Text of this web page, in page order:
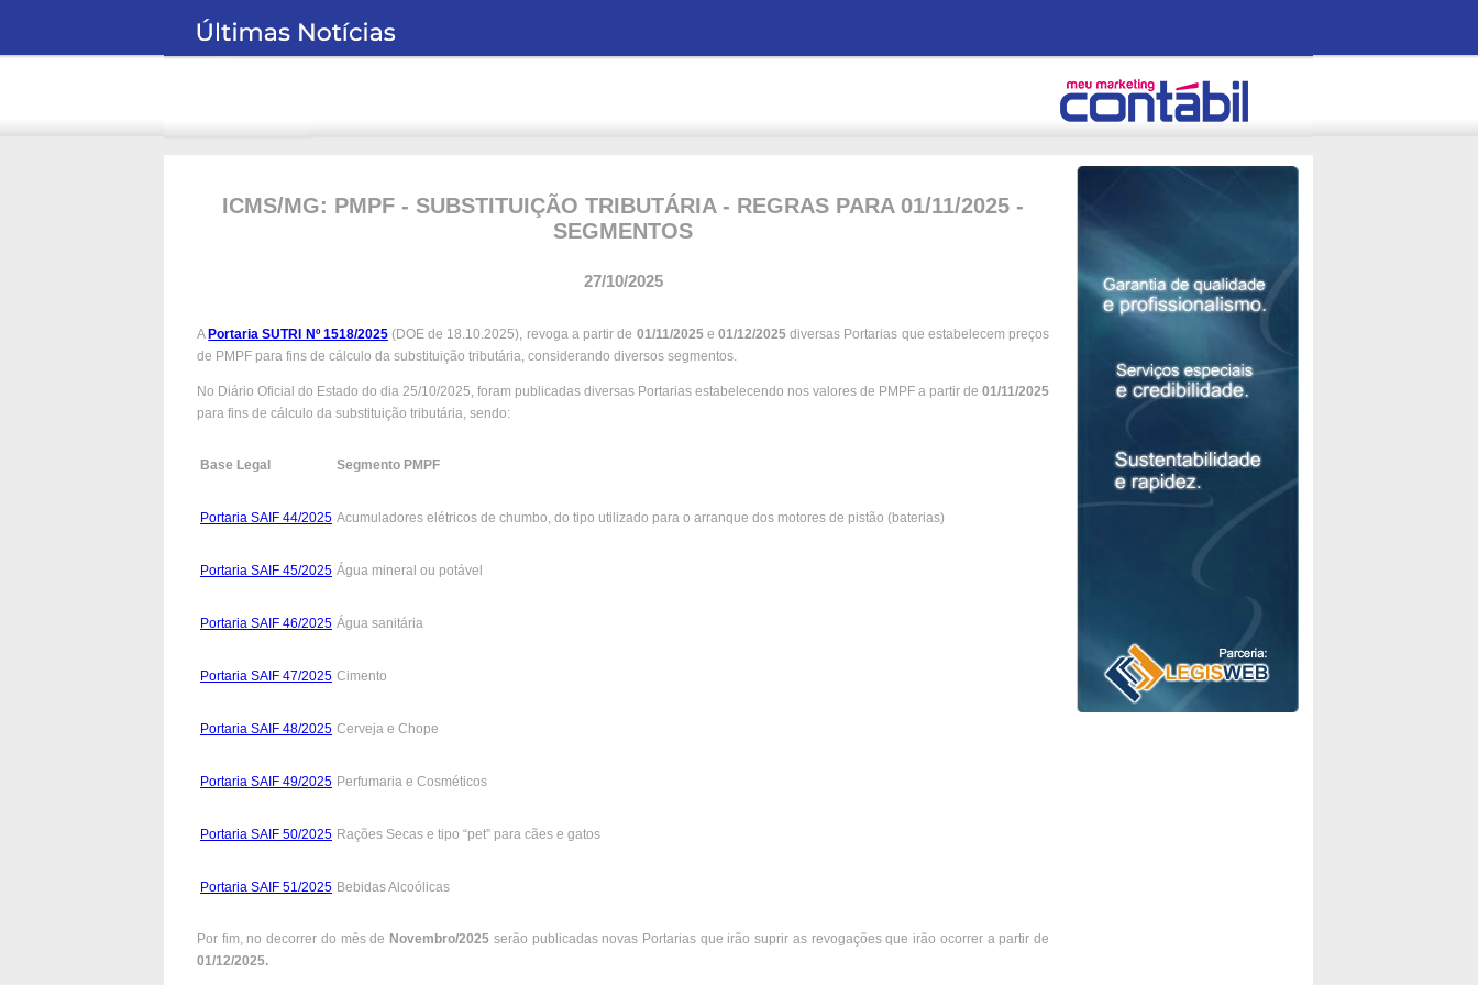
ICMS/MG: PMPF - SUBSTITUIÇÃO TRIBUTÁRIA - REGRAS PARA 01/11/2025 -
SEGMENTOS
27/10/2025
A Portaria SUTRI Nº 1518/2025(DOE de 18.10.2025), revoga a partir de 01/11/2025e 01/12/2025diversas Portarias que estabelecem preços
de PMPF para fins de cálculo da substituição tributária, considerando diversos segmentos.
No Diário Oficial do Estado do dia 25/10/2025, foram publicadas diversas Portarias estabelecendo nos valores de PMPF a partir de 01/11/2025
para fins de cálculo da substituição tributária, sendo:
Base Legal Segmento PMPF
Portaria SAIF 44/2025 Acumuladores elétricos de chumbo, do tipo utilizado para o arranque dos motores de pistão (baterias)
Portaria SAIF 45/2025 Água mineral ou potável
Portaria SAIF 46/2025 Água sanitária
Portaria SAIF 47/2025 Cimento
Portaria SAIF 48/2025 Cerveja e Chope
Portaria SAIF 49/2025 Perfumaria e Cosméticos
Portaria SAIF 50/2025 Rações Secas e tipo “pet” para cães e gatos
Portaria SAIF 51/2025 Bebidas Alcoólicas
Por fim, no decorrer do mês de Novembro/2025 serão publicadas novas Portarias que irão suprir as revogações que irão ocorrer a partir de
01/12/2025.